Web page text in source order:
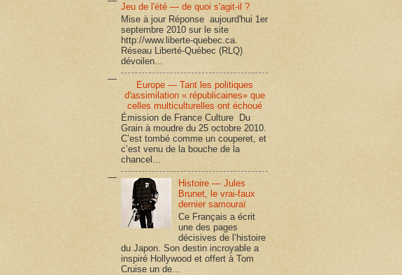
Jeu de l'été — de quoi s'agit-il ?
Mise à jour Réponse aujourd'hui 1er
septembre 2010 sur le site
http://www.liberte-quebec.ca.
Réseau Liberté-Québec (RLQ)
dévoilen...
Europe — Tant les politiques
d'assimilation « républicaines» que
celles multiculturelles ont échoué
Émission de France Culture Du
Grain à moudre du 25 octobre 2010.
C’est tombé comme un couperet, et
c’est venu de la bouche de la
chancel...
Histoire — Jules
Brunet, le vrai-faux
dernier samouraï
Ce Français a écrit
une des pages
décisives de l’histoire
du Japon. Son destin incroyable a
inspiré Hollywood et offert à Tom
Cruise un de...